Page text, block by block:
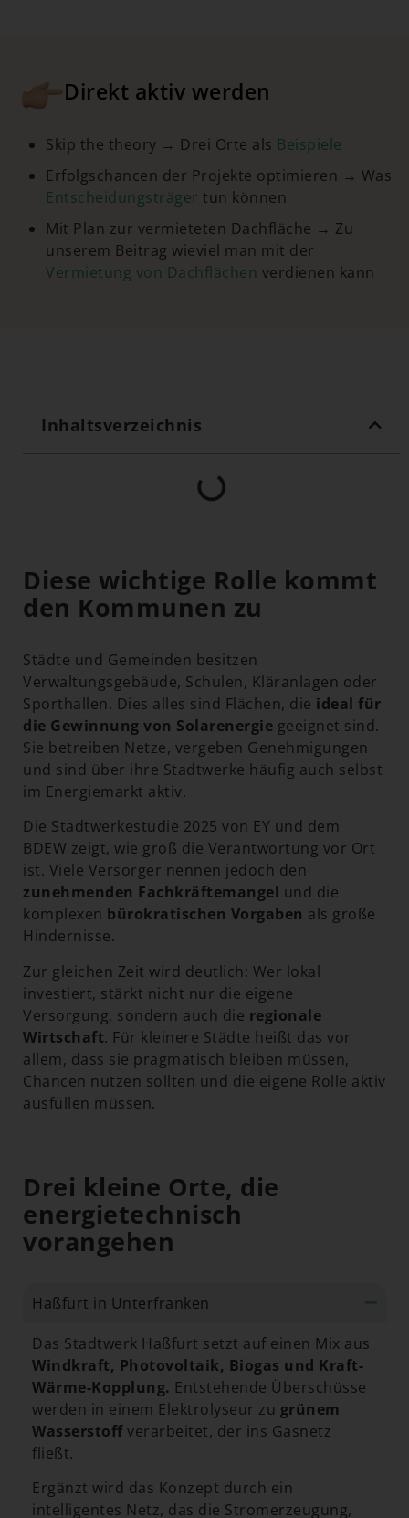
Direkt aktiv werden
Skip the theory → Drei Orte als Beispiele
Erfolgschancen der Projekte optimieren → Was
Entscheidungsträger tun können
Mit Plan zur vermieteten Dachfläche → Zu
unserem Beitrag wieviel man mit der
Vermietung von Dachflächen verdienen kann
Inhaltsverzeichnis
Diese wichtige Rolle kommt
den Kommunen zu
Städte und Gemeinden besitzen
Verwaltungsgebäude, Schulen, Kläranlagen oder
Sporthallen. Dies alles sind Flächen, die ideal für
die Gewinnung von Solarenergie geeignet sind.
Sie betreiben Netze, vergeben Genehmigungen
und sind über ihre Stadtwerke häufig auch selbst
im Energiemarkt aktiv.
Die Stadtwerkestudie 2025 von EY und dem
BDEW zeigt, wie groß die Verantwortung vor Ort
ist. Viele Versorger nennen jedoch den
zunehmenden Fachkräftemangel und die
komplexen bürokratischen Vorgaben als große
Hindernisse.
Zur gleichen Zeit wird deutlich: Wer lokal
investiert, stärkt nicht nur die eigene
Versorgung, sondern auch die regionale
Wirtschaft. Für kleinere Städte heißt das vor
allem, dass sie pragmatisch bleiben müssen,
Chancen nutzen sollten und die eigene Rolle aktiv
ausfüllen müssen.
Drei kleine Orte, die
energietechnisch
vorangehen
Haßfurt in Unterfranken
Das Stadtwerk Haßfurt setzt auf einen Mix aus
Windkraft, Photovoltaik, Biogas und Kraft-
Wärme-Kopplung. Entstehende Überschüsse
werden in einem Elektrolyseur zu grünem
Wasserstoffverarbeitet, der ins Gasnetz
fließt.
Ergänzt wird das Konzept durch ein
intelligentes Netz, das die Stromerzeugung,